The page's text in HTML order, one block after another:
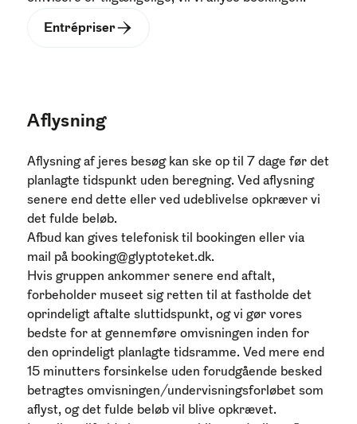
Entrépriser
Aflysning
Aflysning af jeres besøg kan ske op til 7 dage før det
planlagte tidspunkt uden beregning. Ved aflysning
senere end dette eller ved udeblivelse opkræver vi
det fulde beløb.
Afbud kan gives telefonisk til bookingen eller via
mail på booking@glyptoteket.dk.
Hvis gruppen ankommer senere end aftalt,
forbeholder museet sig retten til at fastholde det
oprindeligt aftalte sluttidspunkt, og vi gør vores
bedste for at gennemføre omvisningen inden for
den oprindeligt planlagte tidsramme. Ved mere end
15 minutters forsinkelse uden forudgående besked
betragtes omvisningen/undervisningsforløbet som
aflyst, og det fulde beløb vil blive opkrævet.